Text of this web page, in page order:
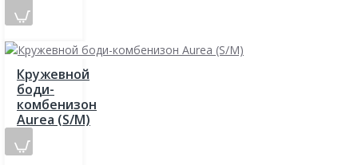
Кружевной
боди-
комбенизон
Aurea (S/M)